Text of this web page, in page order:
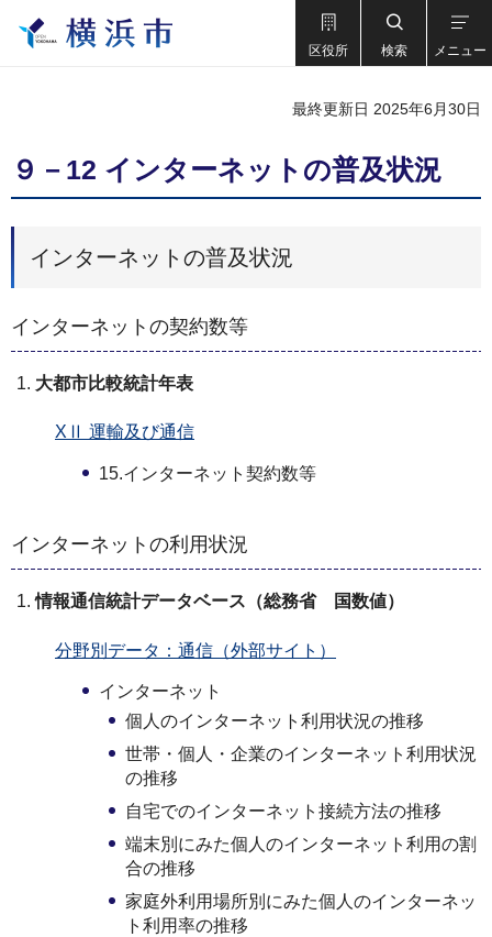
区役所 検索 メニュー
最終更新日 2025年6月30日
９－12 インターネットの普及状況
インターネットの普及状況
インターネットの契約数等
大都市比較統計年表
XⅡ 運輸及び通信
15.インターネット契約数等
インターネットの利用状況
情報通信統計データベース（総務省 国数値）
分野別データ：通信（外部サイト）
インターネット
個人のインターネット利用状況の推移
世帯・個人・企業のインターネット利用状況
の推移
自宅でのインターネット接続方法の推移
端末別にみた個人のインターネット利用の割
合の推移
家庭外利用場所別にみた個人のインターネッ
ト利用率の推移